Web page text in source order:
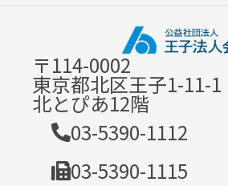
〒114-0002
東京都北区王子1-11-1
北とぴあ12階
03-5390-1112
03-5390-1115